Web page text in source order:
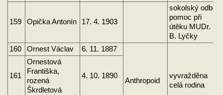
159 Opička Antonín 17. 4. 1903
sokolský odboj,
pomoc při
útěku MUDr.
B. Lyčky
160
Ornest Václav 6. 11. 1887
Anthropoid
vyvražděna
celá rodina
161
Ornestová
Františka,
rozená
Škrdletová
4. 10. 1890